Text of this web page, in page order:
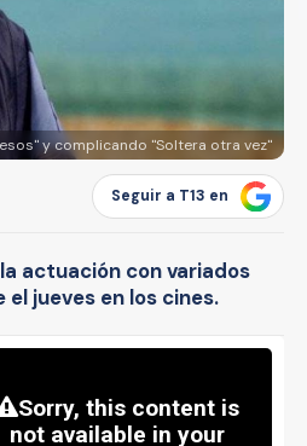
y complicando "Soltera otra vez"
Seguir a T13 en
actuación con variados
jueves en los cines.